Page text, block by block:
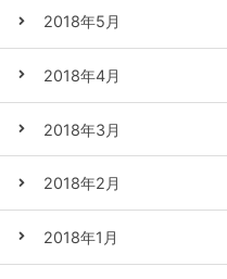
2018年5月
2018年4月
2018年3月
2018年2月
2018年1月